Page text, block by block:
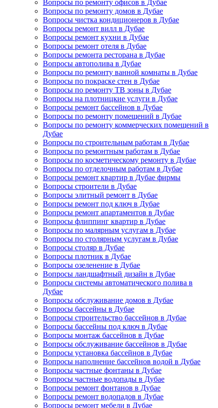
Вопросы по ремонту офисов в Дубае
Вопросы по ремонту домов в Дубае
Вопросы чистка кондиционеров в Дубае
Вопросы ремонт вилл в Дубае
Вопросы ремонт кухни в Дубае
Вопросы ремонт отеля в Дубае
Вопросы ремонта ресторана в Дубае
Вопросы автополива в Дубае
Вопросы по ремонту ванной комнаты в Дубае
Вопросы по покраске стен в Дубае
Вопросы по ремонту ТВ зоны в Дубае
Вопросы на плотницкие услуги в Дубае
Вопросы ремонт бассейнов в Дубае
Вопросы по ремонту помещений в Дубае
Вопросы по ремонту коммерческих помещений в
Дубае
Вопросы по строительным работам в Дубае
Вопросы по ремонтным работам в Дубае
Вопросы по косметическому ремонту в Дубае
Вопросы по отделочным работам в Дубае
Вопросы ремонт квартир в Дубае фирмы
Вопросы строители в Дубае
Вопросы элитный ремонт в Дубае
Вопросы ремонт под ключ в Дубае
Вопросы ремонт апартаментов в Дубае
Вопросы флиппинг квартир в Дубае
Вопросы по малярным услугам в Дубае
Вопросы по столярным услугам в Дубае
Вопросы столяр в Дубае
Вопросы плотник в Дубае
Вопросы озеленение в Дубае
Вопросы ландшафтный дизайн в Дубае
Вопросы системы автоматического полива в
Дубае
Вопросы обслуживание домов в Дубае
Вопросы бассейны в Дубае
Вопросы строительство бассейнов в Дубае
Вопросы бассейны под ключ в Дубае
Вопросы монтаж бассейнов в Дубае
Вопросы обслуживание бассейнов в Дубае
Вопросы установка бассейнов в Дубае
Вопросы наполнение бассейнов водой в Дубае
Вопросы частные фонтаны в Дубае
Вопросы частные водопады в Дубае
Вопросы ремонт фонтанов в Дубае
Вопросы ремонт водопадов в Дубае
Вопросы ремонт мебели в Дубае